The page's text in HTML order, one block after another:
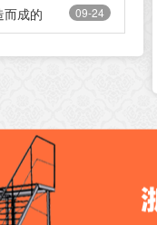
09-24
成的